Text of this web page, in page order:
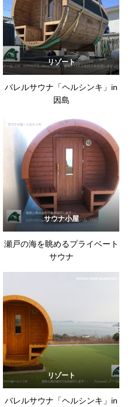
リゾート
バレルサウナ「ヘルシンキ」in
因島
サウナ小屋
瀬戸の海を眺めるプライベート
サウナ
リゾート
バレルサウナ「ヘルシンキ」in